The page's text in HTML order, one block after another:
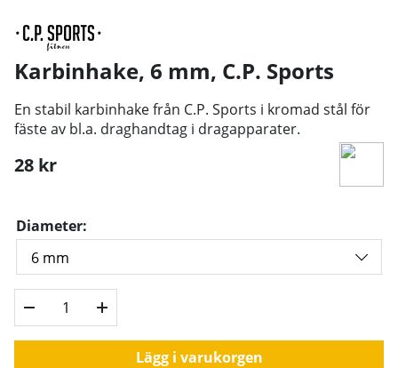
Karbinhake, 6 mm, C.P. Sports
En stabil karbinhake från C.P. Sports i kromad stål för
fäste av bl.a. draghandtag i dragapparater.
28 kr
Diameter:
Lägg i varukorgen